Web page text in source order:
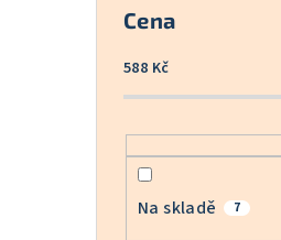
Cena
588 Kč
Na skladě 7